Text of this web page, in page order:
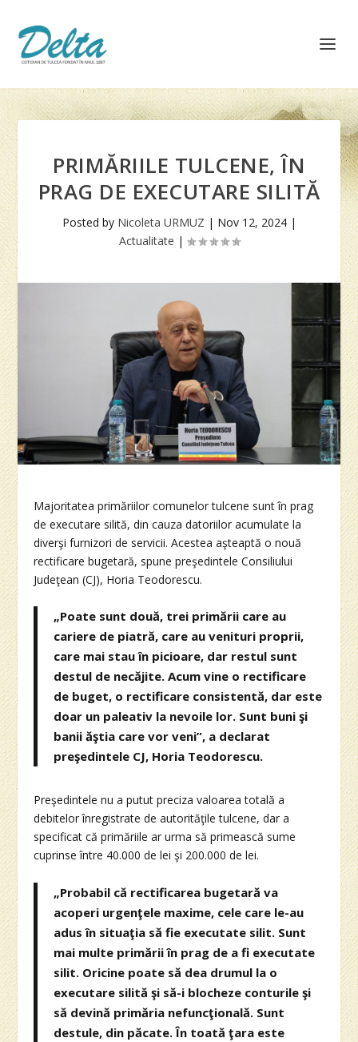
PRIMĂRIILE TULCENE, ÎN
PRAG DE EXECUTARE SILITĂ
Posted by Nicoleta URMUZ | Nov 12, 2024|
Actualitate |
Majoritatea primăriilor comunelor tulcene sunt în prag
de executare silită, din cauza datoriilor acumulate la
diverşi furnizori de servicii. Acestea aşteaptă o nouă
rectificare bugetară, spune preşedintele Consiliului
Judeţean (CJ), Horia Teodorescu.
„Poate sunt două, trei primării care au
cariere de piatră, care au venituri proprii,
care mai stau în picioare, dar restul sunt
destul de necăjite. Acum vine o rectificare
de buget, o rectificare consistentă, dar este
doar un paleativ la nevoile lor. Sunt buni şi
banii ăştia care vor veni”, a declarat
preşedintele CJ, Horia Teodorescu.
Preşedintele nu a putut preciza valoarea totală a
debitelor înregistrate de autorităţile tulcene, dar a
specificat că primăriile ar urma să primească sume
cuprinse între 40.000 de lei şi 200.000 de lei.
„Probabil că rectificarea bugetară va
acoperi urgenţele maxime, cele care le-au
adus în situaţia să fie executate silit. Sunt
mai multe primării în prag de a fi executate
silit. Oricine poate să dea drumul la o
executare silită şi să-i blocheze conturile şi
să devină primăria nefuncţională. Sunt
destule, din păcate. În toată ţara este